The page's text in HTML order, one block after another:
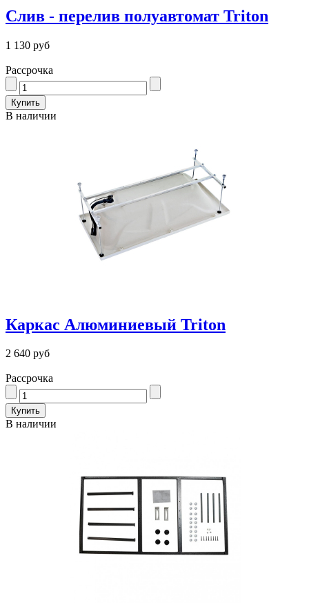
Слив - перелив полуавтомат Triton
1 130 руб
Рассрочка
В наличии
Каркас Алюминиевый Triton
2 640 руб
Рассрочка
В наличии